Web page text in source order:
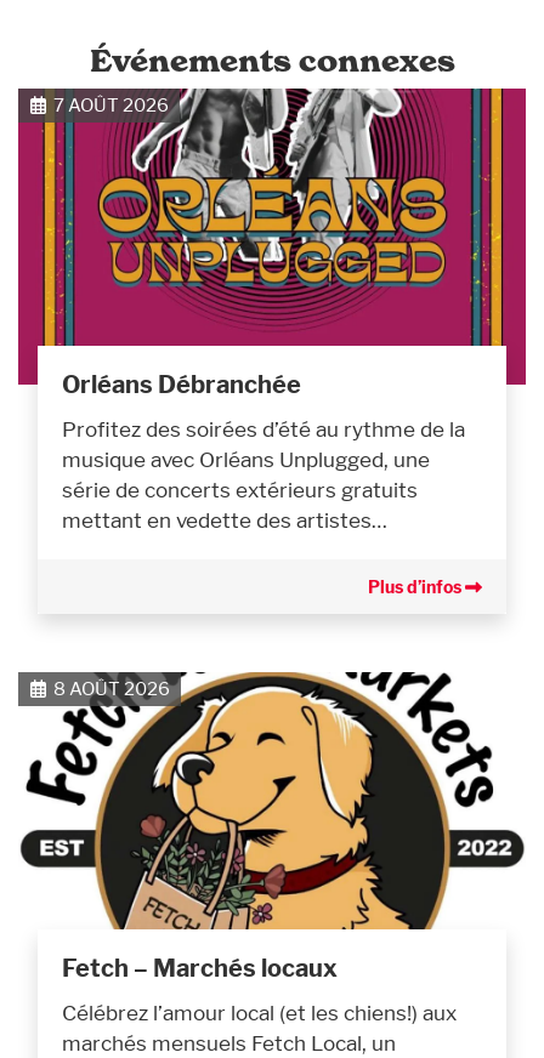
Événements connexes
7 AOÛT 2026
Orléans Débranchée
Profitez des soirées d’été au rythme de la
musique avec Orléans Unplugged, une
série de concerts extérieurs gratuits
mettant en vedette des artistes…
Plus d’infos
8 AOÛT 2026
Fetch – Marchés locaux
Célébrez l’amour local (et les chiens!) aux
marchés mensuels Fetch Local, un